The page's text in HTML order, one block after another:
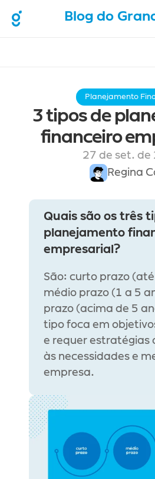
Blog do
Planejamento
3 tipos de
financeiro
27 de set. de
Regina
Quais são os três
planejamento
empresarial?
São: curto prazo
médio prazo (1 a 5
prazo (acima de 5
tipo foca em
e requer estratégias
às necessidades e
empresa.